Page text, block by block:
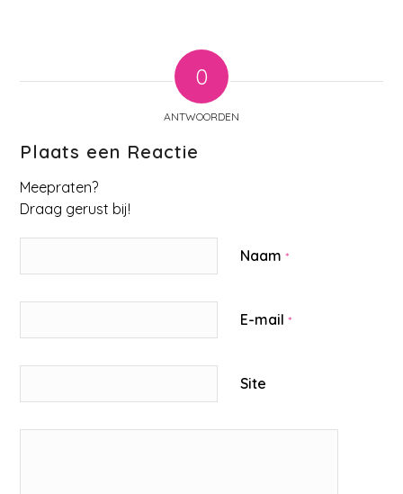
0
ANTWOORDEN
Plaats een Reactie
Meepraten?
Draag gerust bij!
Naam*
E-mail*
Site